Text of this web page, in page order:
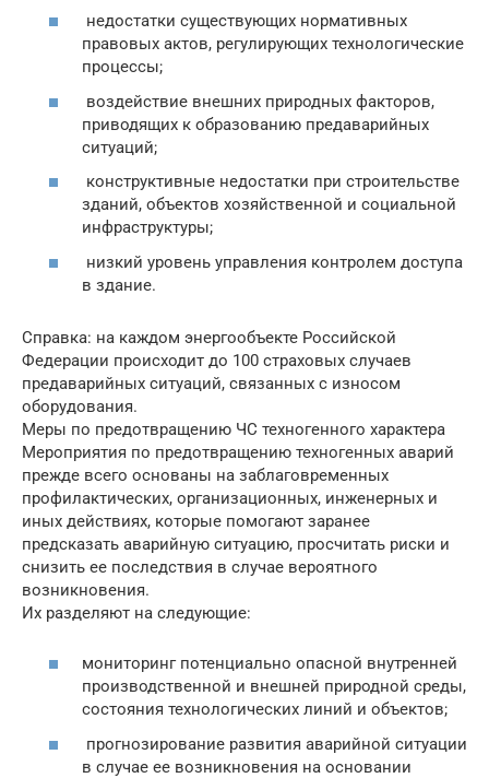
недостатки существующих нормативных
правовых актов, регулирующих технологические
процессы;
воздействие внешних природных факторов,
приводящих к образованию предаварийных
ситуаций;
конструктивные недостатки при строительстве
зданий, объектов хозяйственной и социальной
инфраструктуры;
низкий уровень управления контролем доступа
в здание.
Справка: на каждом энергообъекте Российской
Федерации происходит до 100 страховых случаев
предаварийных ситуаций, связанных с износом
оборудования.
Меры по предотвращению ЧС техногенного характера
Мероприятия по предотвращению техногенных аварий
прежде всего основаны на заблаговременных
профилактических, организационных, инженерных и
иных действиях, которые помогают заранее
предсказать аварийную ситуацию, просчитать риски и
снизить ее последствия в случае вероятного
возникновения.
Их разделяют на следующие:
мониторинг потенциально опасной внутренней
производственной и внешней природной среды,
состояния технологических линий и объектов;
прогнозирование развития аварийной ситуации
в случае ее возникновения на основании